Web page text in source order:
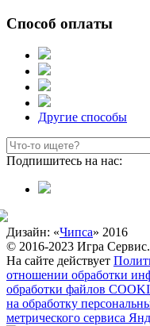
Способ оплаты
Другие способы
Подпишитесь на нас:
Дизайн: «Чипса» 2016
© 2016-2023 Игра
На сайте действует
отношении обработки
обработки файлов
на обработку
метрического сервиса